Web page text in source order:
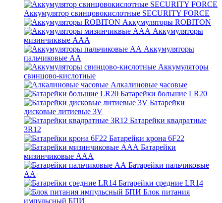
Аккумулятор свинцовокислотные SECURITY FORCE
Аккумуляторы ROBITON
Аккумуляторы
мизинчиквые ААА
Аккумуляторы
пальчиковые АА
Аккумуляторы
свинцово-кислотные
Алкалиновые часовые
Батарейки большие LR20
Батарейки
дисковые литиевые 3V
Батарейки квадратные
3R12
Батарейки крона 6F22
Батарейки
мизинчиковые ААА
Батарейки пальчиковые
АА
Батарейки средние LR14
Блок питания
импульсный БПИ